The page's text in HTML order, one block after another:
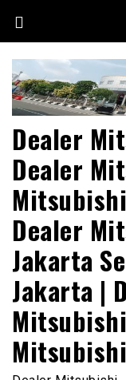
content
Dealer
Dealer
Dealer
Jakarta
Jakarta |
Mitsubishi